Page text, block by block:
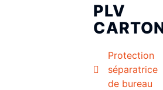
PLV
Protection
séparatrice
de bureau